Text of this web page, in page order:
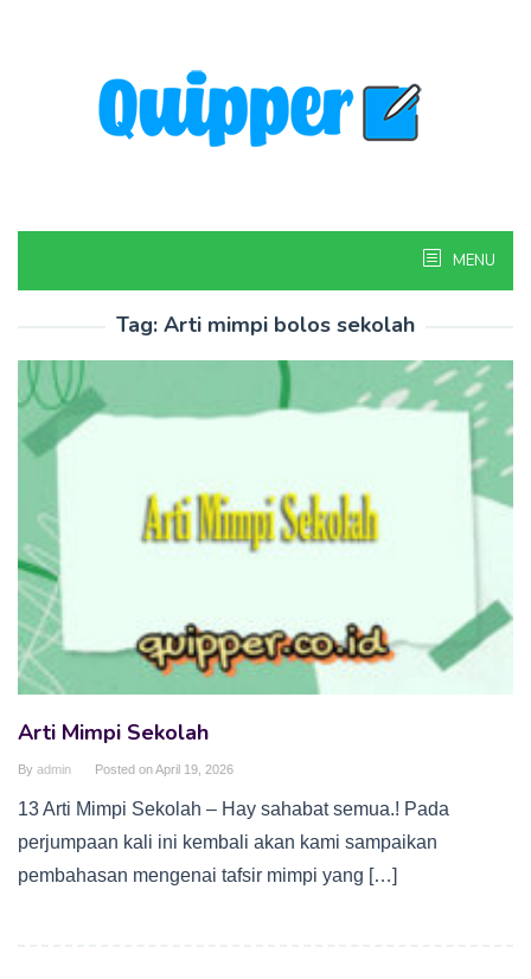
MENU
Tag: Arti mimpi bolos sekolah
Arti Mimpi Sekolah
By admin Posted onApril 19, 2026
13 Arti Mimpi Sekolah – Hay sahabat semua.! Pada
perjumpaan kali ini kembali akan kami sampaikan
pembahasan mengenai tafsir mimpi yang […]